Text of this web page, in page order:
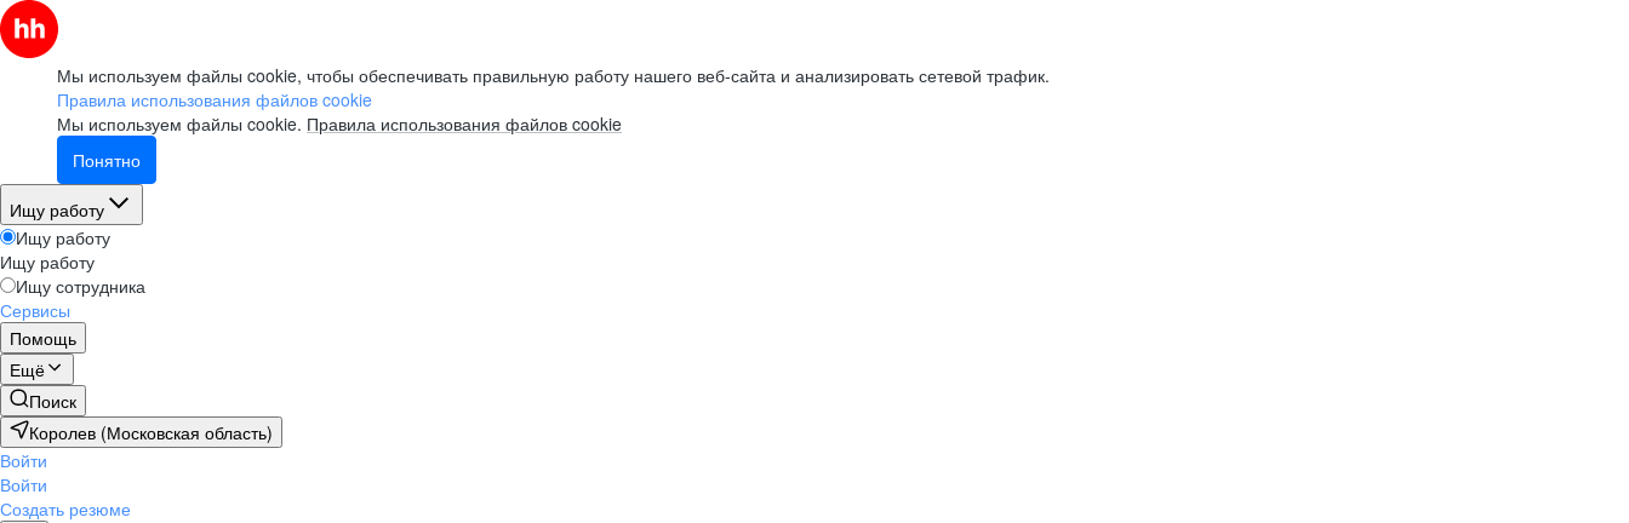
Мы используем файлы cookie, чтобы обеспечивать правильную работу нашего веб-сайта и анализировать сетевой трафик.
Правила использования файлов cookie
Мы используем файлы cookie. Правила использования файлов cookie
Понятно
Ищу работу
Ищу работу
Ищу работу
Ищу сотрудника
Сервисы
Помощь
Ещё
Поиск
Королев (Московская область)
Войти
Войти
Создать резюме